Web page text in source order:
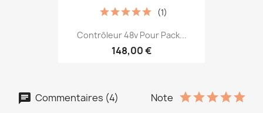
Contrôleur 48v Pour Pack...
148,00 €
(1)
Commentaires (4) Note